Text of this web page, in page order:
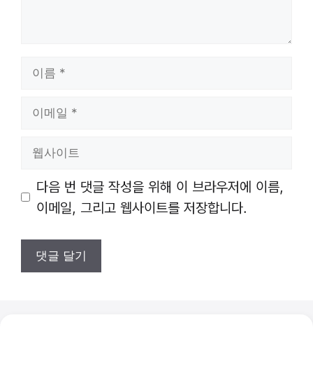
트
다음 번 댓글 작성을 위해 이 브라우저에 이름,
이메일, 그리고 웹사이트를 저장합니다.